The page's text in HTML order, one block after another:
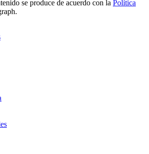
se produce de acuerdo con la Política